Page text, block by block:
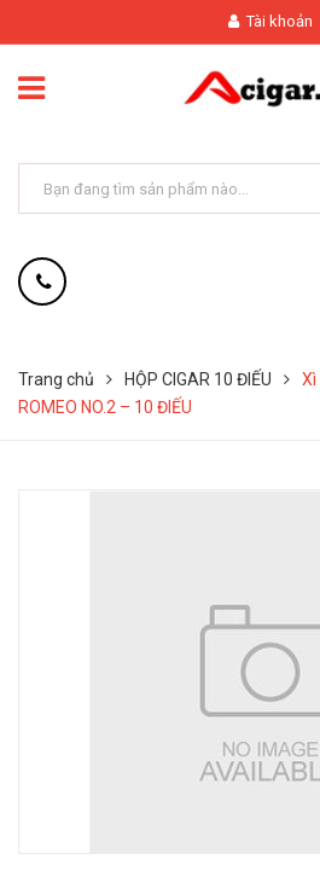
Tài khoản
Trang chủ HỘP CIGAR 10 ĐIẾU
Xì
ROMEO NO.2 – 10 ĐIẾU